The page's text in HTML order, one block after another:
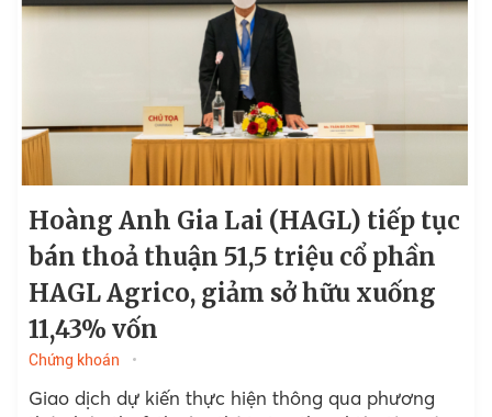
Hoàng Anh Gia Lai (HAGL) tiếp tục
bán thoả thuận 51,5 triệu cổ phần
HAGL Agrico, giảm sở hữu xuống
11,43% vốn
Chứng khoán
Giao dịch dự kiến thực hiện thông qua phương